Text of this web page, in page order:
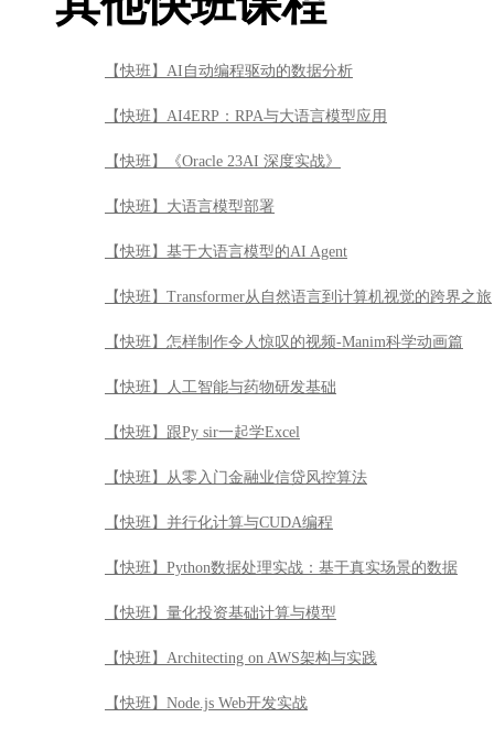
【快班】AI自动编程驱动的数据分析
【快班】AI4ERP：RPA与大语言模型应用
【快班】《Oracle 23AI 深度实战》
【快班】大语言模型部署
【快班】基于大语言模型的AI Agent
【快班】Transformer从自然语言到计算机视觉的跨界之旅
【快班】怎样制作令人惊叹的视频-Manim科学动画篇
【快班】人工智能与药物研发基础
【快班】跟Py sir一起学Excel
【快班】从零入门金融业信贷风控算法
【快班】并行化计算与CUDA编程
【快班】Python数据处理实战：基于真实场景的数据
【快班】量化投资基础计算与模型
【快班】Architecting on AWS架构与实践
【快班】Node.js Web开发实战